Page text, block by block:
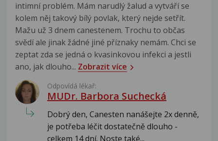
intimní problém. Mám narudlý žalud a vytváří se
kolem něj takový bílý povlak, který nejde setřít.
Mažu už 3 dnem canestenem. Trochu to občas
svědí ale jinak žádné jiné příznaky nemám. Chci se
zeptat zda se jedná o kvasinkovou infekci a jestli
ano, jak dlouho... Zobrazit více
Odpovídá lékař:
MUDr. Barbora Suchecká
Dobrý den, Canesten nanášejte 2x denně,
je potřeba léčit dostatečně dlouho -
celkem 14 dní. Noste také...